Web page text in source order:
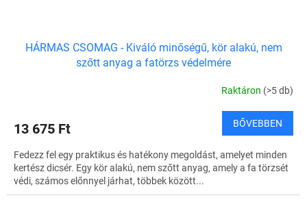
HÁRMAS CSOMAG - Kiváló minőségű, kör alakú, nem
szőtt anyag a fatörzs védelmére
Raktáron (>5 db)
13 675 Ft BŐVEBBEN
Fedezz fel egy praktikus és hatékony megoldást, amelyet minden
kertész dicsér. Egy kör alakú, nem szőtt anyag, amely a fa törzsét
védi, számos előnnyel járhat, többek között...